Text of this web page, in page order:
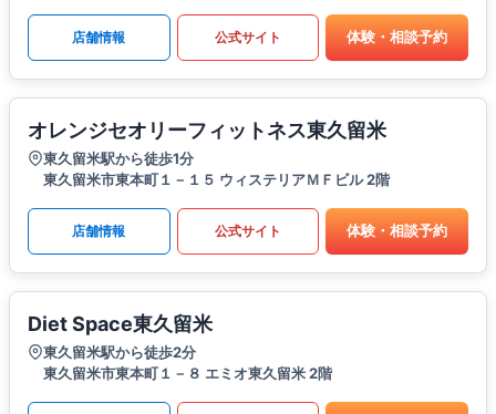
店舗情報 公式サイト 体験・相談予約
オレンジセオリーフィットネス東久留米
東久留米駅から徒歩1分
東久留米市東本町１－１５ ウィステリアＭＦビル 2階
店舗情報 公式サイト 体験・相談予約
Diet Space東久留米
東久留米駅から徒歩2分
東久留米市東本町１－８ エミオ東久留米 2階